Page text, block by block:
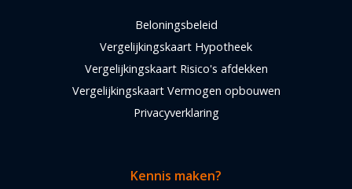
Beloningsbeleid
Vergelijkingskaart Hypotheek
Vergelijkingskaart Risico's afdekken
Vergelijkingskaart Vermogen opbouwen
Privacyverklaring
Kennis maken?